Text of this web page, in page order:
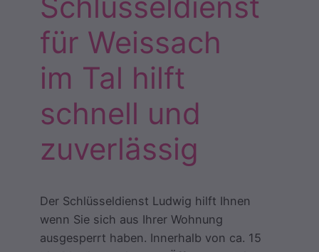
für Weissach
im Tal hilft
schnell und
zuverlässig
Der Schlüsseldienst Ludwig hilft Ihnen
wenn Sie sich aus Ihrer Wohnung
ausgesperrt haben. Innerhalb von ca. 15